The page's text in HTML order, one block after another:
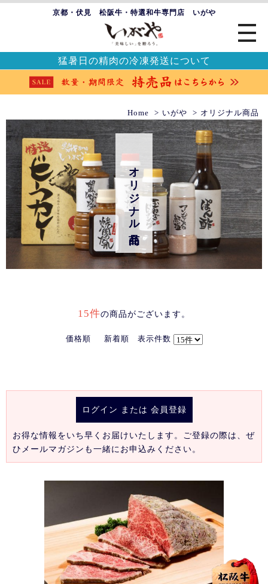
京都・伏見 松阪牛・特選和牛専門店 いがや
猛暑日の精肉の冷凍発送について
Home いがや オリジナル商品
オリジナル商品
15件の商品がございます。
価格順 新着順 表示件数
ログイン または 会員登録
お得な情報をいち早くお届けいたします。ご登録の際は、ぜ
ひメールマガジンも一緒にお申込みください。